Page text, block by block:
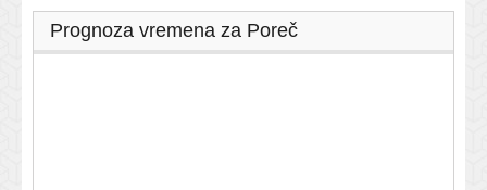
Prognoza vremena za Poreč